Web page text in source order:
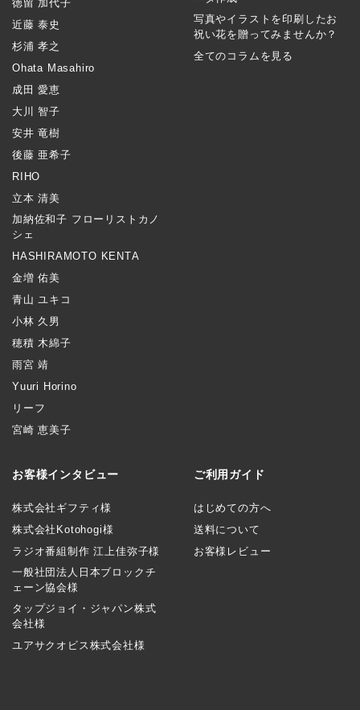
徳留 加代子
近藤 泰史
杉浦 孝之
Ohata Masahiro
成田 愛恵
大川 智子
安井 竜樹
後藤 亜希子
RIHO
立本 清美
加納佐和子 フローリストカノ
シェ
HASHIRAMOTO KENTA
金増 佑美
青山 ユキコ
小林 久男
穂積 木綿子
雨宮 靖
Yuuri Horino
リーフ
宮崎 恵美子
写真やイラストを印刷したお
祝い花を贈ってみませんか？
全てのコラムを見る
お客様インタビュー
株式会社ギフティ様
株式会社Kotohogi様
ラジオ番組制作 江上佳弥子様
一般社団法人日本ブロックチ
ェーン協会様
タップジョイ・ジャパン株式
会社様
ユアサクオビス株式会社様
ご利用ガイド
はじめての方へ
送料について
お客様レビュー